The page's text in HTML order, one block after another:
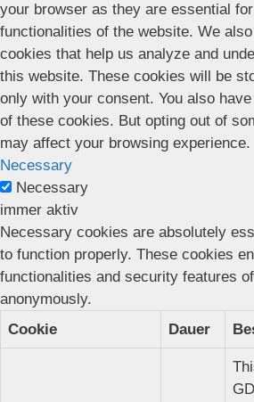
your browser as they are essential
functionalities of the website. We
cookies that help us analyze and
this website. These cookies will be
only with your consent. You also
of these cookies. But opting out of
may affect your browsing experience.
Necessary
Necessary
immer aktiv
Necessary cookies are absolutely
to function properly. These cookies
functionalities and security features
anonymously.
Cookie
Dauer